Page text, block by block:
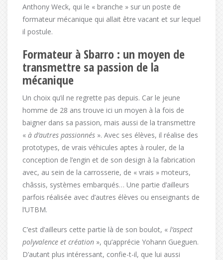
Anthony Weck, qui le « branche » sur un poste de
formateur mécanique qui allait être vacant et sur lequel
il postule.
Formateur à Sbarro : un moyen de
transmettre sa passion de la
mécanique
Un choix qu’il ne regrette pas depuis. Car le jeune
homme de 28 ans trouve ici un moyen à la fois de
baigner dans sa passion, mais aussi de la transmettre
« à d’autres passionnés ». Avec ses élèves, il réalise des
prototypes, de vrais véhicules aptes à rouler, de la
conception de l’engin et de son design à la fabrication
avec, au sein de la carrosserie, de « vrais » moteurs,
châssis, systèmes embarqués… Une partie d’ailleurs
parfois réalisée avec d’autres élèves ou enseignants de
l’UTBM.
C’est d’ailleurs cette partie là de son boulot, « l’aspect
polyvalence et création », qu’apprécie Yohann Gueguen.
D’autant plus intéressant, confie-t-il, que lui aussi